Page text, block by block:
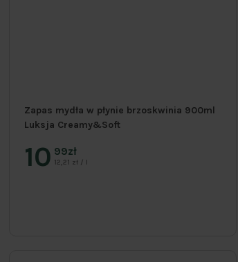
Zapas mydła w płynie brzoskwinia 900ml
Luksja Creamy&Soft
10 99zł
12,21 zł / l